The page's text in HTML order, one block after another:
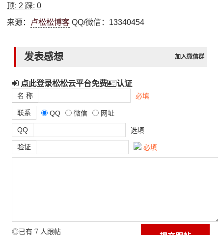
顶: 2 踩:0
来源： 卢松松博客 QQ/微信：13340454
发表感想 加入微信群
点此登录松松云平台免费 认证
名 称 必填
联系 QQ 微信 网址
QQ 选填
验证 必填
◎已有 7 人跟帖